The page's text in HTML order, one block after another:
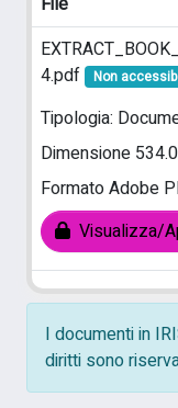
4.pdf
Non
Tipologia:
Dimensione
Formato Adobe
Visualizza/
I documenti in
diritti sono